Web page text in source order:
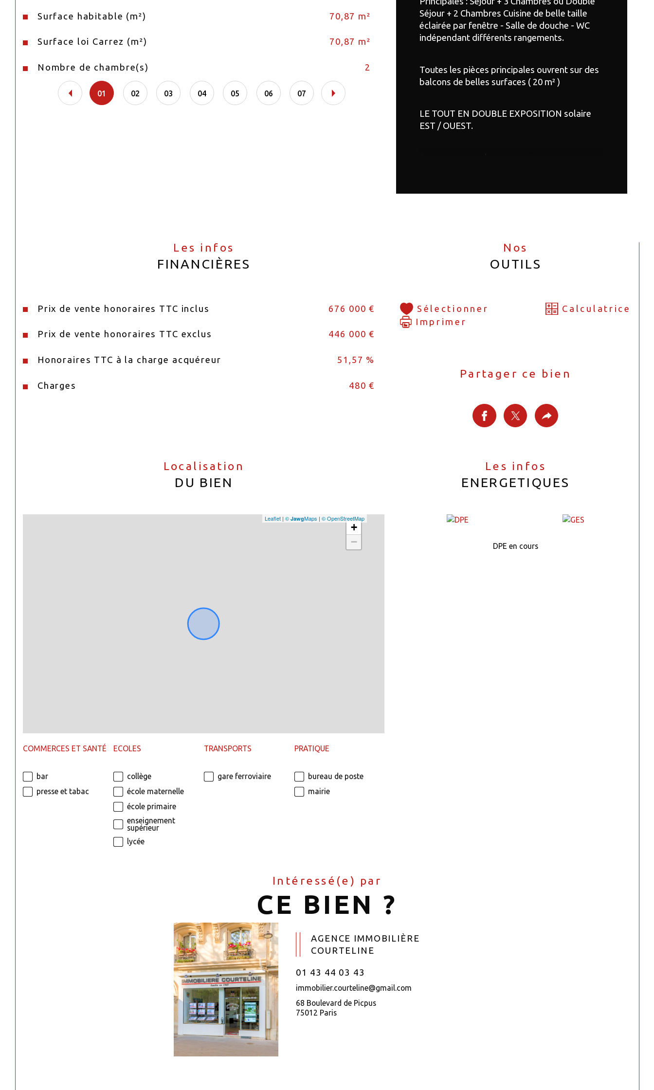
Surface habitable (m²) 70,87 m²
Surface loi Carrez (m²) 70,87 m²
Nombre de chambre(s) 2
Etage
Ascenseur
Vue
01 02 03 04 05 06 07
Séjour + 2 Chambres Cuisine de belle taille
éclairée par fenêtre - Salle de douche - WC
indépendant différents rangements.
Toutes les pièces principales ouvrent sur des
balcons de belles surfaces ( 20 m² )
LE TOUT EN DOUBLE EXPOSITION solaire
EST / OUEST.
Les infos
FINANCIÈRES
Prix de vente honoraires TTC inclus 676 000 €
Prix de vente honoraires TTC exclus 446 000 €
Honoraires TTC à la charge acquéreur 51,57 %
Charges 480 €
Nos
OUTILS
Sélectionner
Calculatrice
Imprimer
Partager ce bien
Localisation
DU BIEN
+
−
Leaflet |©JawgMaps |© OpenStreetMap
COMMERCES ET SANTÉ
bar
presse et tabac
ECOLES
collège
école maternelle
école primaire
enseignement
supérieur
lycée
TRANSPORTS
gare ferroviaire
PRATIQUE
bureau de poste
mairie
Les infos
ENERGETIQUES
DPE en cours
Intéressé(e) par
CE BIEN ?
AGENCE IMMOBILIÈRE
COURTELINE
01 43 44 03 43
immobilier.courteline@gmail.com
68 Boulevard de Picpus
75012 Paris